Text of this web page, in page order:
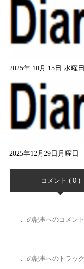
2025年 10月 15日 水曜日
2025年12月29日月曜日
コメント ( 0 )
この記事へのコメン
この記事へのトラッ